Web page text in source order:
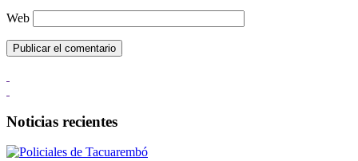
Web
Noticias recientes